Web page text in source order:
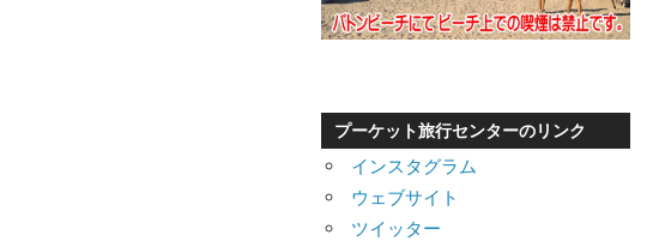
プーケット旅行センターのリンク
インスタグラム
ウェブサイト
ツイッター